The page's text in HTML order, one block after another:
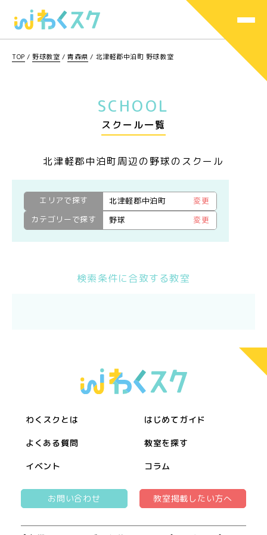
TOP / 野球教室 /青森県 / 北津軽郡中泊町 野球教室
SCHOOL
スクール一覧
北津軽郡中泊町周辺の野球のスクール
エリアで探す 北津軽郡中泊町
変更
カテゴリーで探す
野球 変更
検索条件に合致する教室
わくスクとは はじめてガイド
よくある質問 教室を探す
イベント コラム
お問い合わせ 教室掲載したい方へ